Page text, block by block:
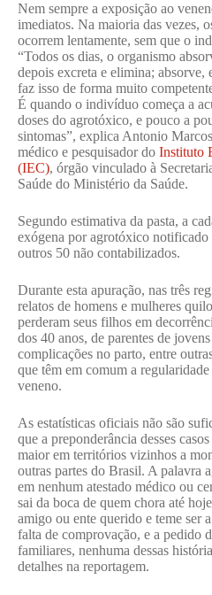
Nem sempre a exposição ao
imediatos. Na maioria das vezes,
ocorrem lentamente, sem que o
“Todos os dias, o organismo
depois excreta e elimina; absorve,
faz isso de forma muito
É quando o indivíduo começa a
doses do agrotóxico, e pouco a
sintomas”, explica Antonio
médico e pesquisador do Instituto
(IEC), órgão vinculado à
Saúde do Ministério da Saúde.
Segundo estimativa da pasta, a
exógena por agrotóxico
outros 50 não contabilizados.
Durante esta apuração, nas três
relatos de homens e mulheres
perderam seus filhos em
dos 40 anos, de parentes de
complicações no parto, entre
que têm em comum a
veneno.
As estatísticas oficiais não são
que a preponderância desses
maior em territórios vizinhos a
outras partes do Brasil. A palavra
em nenhum atestado médico ou
sai da boca de quem chora até
amigo ou ente querido e teme ser
falta de comprovação, e a pedido
familiares, nenhuma dessas
detalhes na reportagem.